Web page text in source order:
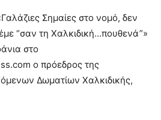
Σημαίες στο νομό, δεν
“σαν τη Χαλκιδική…πουθενά”»
στο
ο πρόεδρος της
Δωματίων Χαλκιδικής,